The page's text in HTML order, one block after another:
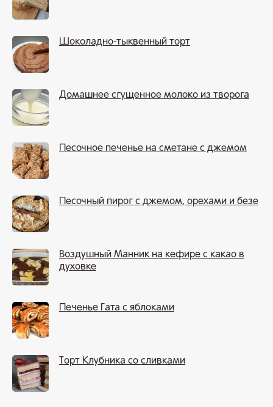
Шоколадно-тыквенный торт
Домашнее сгущенное молоко из творога
Песочное печенье на сметане с джемом
Песочный пирог с джемом, орехами и безе
Воздушный Манник на кефире с какао в
духовке
Печенье Гата с яблоками
Торт Клубника со сливками